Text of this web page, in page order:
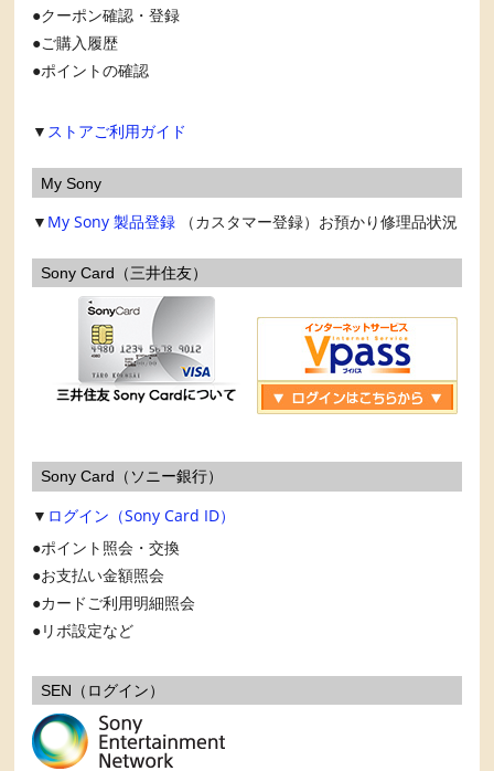
クーポン確認・登録
ご購入履歴
ポイントの確認
▼ ストアご利用ガイド
My Sony
▼ My Sony 製品登録 （カスタマー登録）お預かり修理品状況
Sony Card（三井住友）
Sony Card（ソニー銀行）
▼ ログイン（Sony Card ID）
ポイント照会・交換
お支払い金額照会
カードご利用明細照会
リボ設定など
SEN（ログイン）